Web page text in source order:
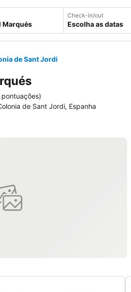
Check-in/out
Escolha as datas
de Sant Jordi
)
de Sant Jordi, Espanha